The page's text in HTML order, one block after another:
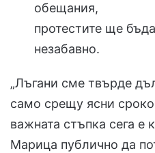
обещания,
протестите ще
незабавно.
„Лъгани сме твърде
само срещу ясни
важната стъпка сега е
Марица публично да